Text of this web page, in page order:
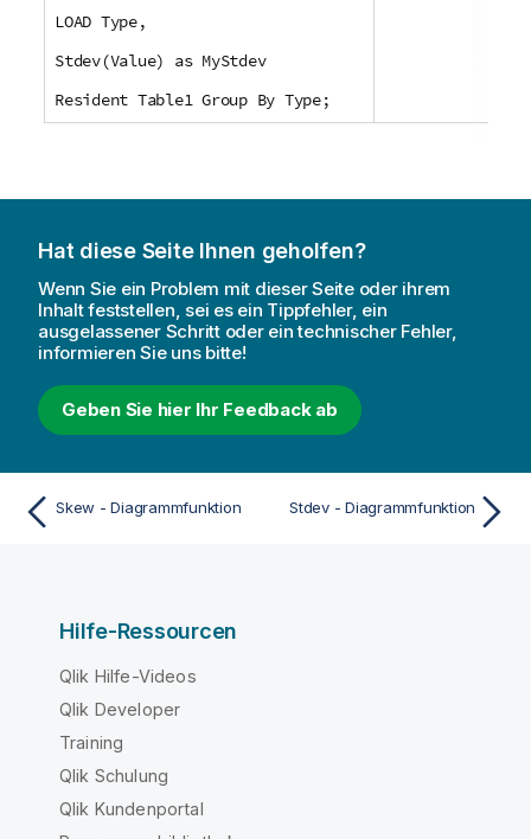
LOAD Type,
Stdev(Value) as MyStdev
Resident Table1 Group By Type;
Hat diese Seite Ihnen geholfen?
Wenn Sie ein Problem mit dieser Seite oder ihrem
Inhalt feststellen, sei es ein Tippfehler, ein
ausgelassener Schritt oder ein technischer Fehler,
informieren Sie uns bitte!
Geben Sie hier Ihr Feedback ab
Skew - Diagrammfunktion Stdev - Diagrammfunktion
Hilfe-Ressourcen
Qlik Hilfe-Videos
Qlik Developer
Training
Qlik Schulung
Qlik Kundenportal